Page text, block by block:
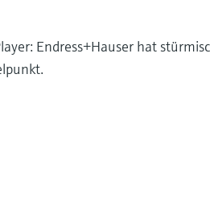
Endress+Hauser hat